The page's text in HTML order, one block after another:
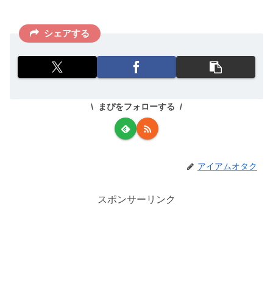
シェアする
まぴをフォローする
アイアムオタク
スポンサーリンク